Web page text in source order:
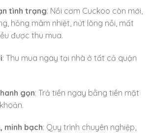
tình trạng: Nồi cơm Cuckoo còn mới,
hỏng mâm nhiệt, nứt lòng nồi, mất
được thu mua.
: Thu mua ngay tại nhà ở tất cả quận
gọn: Trả tiền ngay bằng tiền mặt
minh bạch: Quy trình chuyên nghiệp,